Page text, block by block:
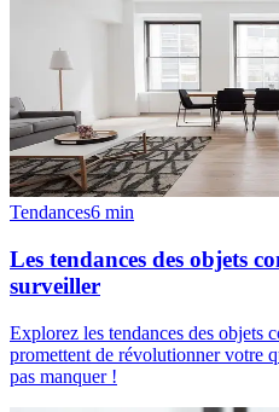
Tendances6 min
Les tendances des objets
surveiller
Explorez les tendances des objets
promettent de révolutionner votre
pas manquer !